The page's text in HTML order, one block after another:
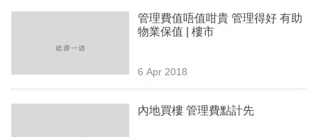
管理費值唔值咁貴 管理得好 有助
物業保值 | 樓市
6 Apr 2018
內地買樓 管理費點計先